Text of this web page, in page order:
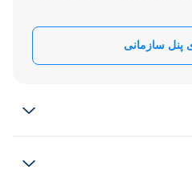
پنل سازمانی